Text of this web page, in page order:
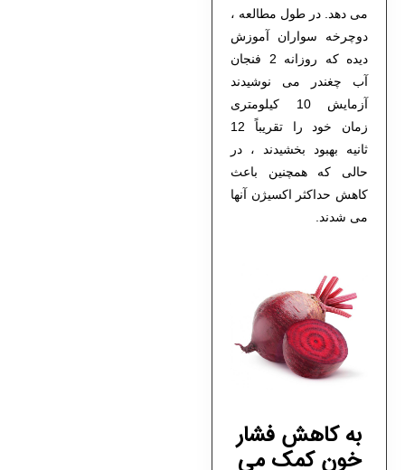
می دهد. در طول مطالعه ،
دوچرخه سواران آموزش
دیده که روزانه 2 فنجان
آب چغندر می نوشیدند
آزمایش 10 کیلومتری
زمان خود را تقریباً 12
ثانیه بهبود بخشیدند ، در
حالی که همچنین باعث
کاهش حداکثر اکسیژن آنها
می شدند.
به کاهش فشار
خون کمک می